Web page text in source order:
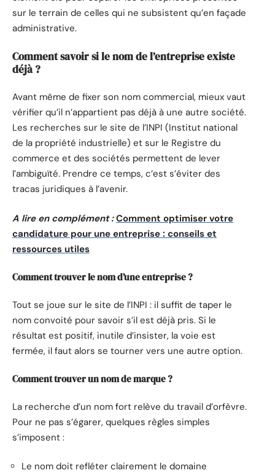
sur le terrain de celles qui ne subsistent qu’en façade
administrative.
Comment savoir si le nom de l’entreprise existe
déjà ?
Avant même de fixer son nom commercial, mieux vaut
vérifier qu’il n’appartient pas déjà à une autre société.
Les recherches sur le site de l’INPI (Institut national
de la propriété industrielle) et sur le Registre du
commerce et des sociétés permettent de lever
l’ambiguïté. Prendre ce temps, c’est s’éviter des
tracas juridiques à l’avenir.
A lire en complément : Comment optimiser votre
candidature pour une entreprise : conseils et
ressources utiles
Comment trouver le nom d’une entreprise ?
Tout se joue sur le site de l’INPI : il suffit de taper le
nom convoité pour savoir s’il est déjà pris. Si le
résultat est positif, inutile d’insister, la voie est
fermée, il faut alors se tourner vers une autre option.
Comment trouver un nom de marque ?
La recherche d’un nom fort relève du travail d’orfèvre.
Pour ne pas s’égarer, quelques règles simples
s’imposent :
Le nom doit refléter clairement le domaine